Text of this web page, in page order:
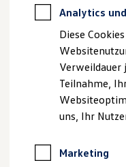
Kfz-
Garantien
Anpfiff zum
Analytics
Diese
Verweildauer
Teilnahme,
uns, Ihr
Marketing